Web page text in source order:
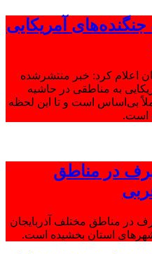
آمریکایی
اعلام کرد: خبر منتشرشده
به مناطقی در حاشیه
بی‌اساس است و تا این لحظه
است.
در مناطق
در مناطق مختلف آذربایجان
استان بخشیده است.